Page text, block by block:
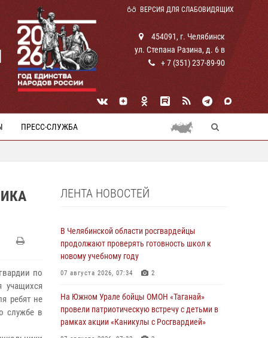
ВЕРСИЯ ДЛЯ СЛАБОВИДЯЩИХ
454091, г. Челябинск
ул. Степана Разина, д. 6 в
+ 7 (351) 237-89-90
ПРЕСС-СЛУЖБА
по
учащихся
ребят не
службе в
ЛЕНТА НОВОСТЕЙ
В Челябинской области росгвардейцы
продолжают проверять готовность школ к
новому учебному году
07 августа 2026, 07:34 2
На Южном Урале бойцы ОМОН «Таганай»
провели патриотическую встречу с детьми в
рамках акции «Каникулы с Росгвардией»